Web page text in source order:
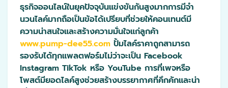
ธุรกิจออนไลน์ในยุคปัจจุบันแข่งขันกันสูงมากการมีจำ
นวนไลค์มากถือเป็นข้อได้เปรียบที่ช่วยให้คอนเทนต์มี
ความน่าสนใจและสร้างความมั่นใจแก่ลูกค้า
www.pump-dee55.com ปั้มไลค์ราคาถูกสามารถ
รองรับได้ทุกแพลตฟอร์มไม่ว่าจะเป็น Facebook
Instagram TikTok หรือ YouTube การที่เพจหรือ
โพสต์มียอดไลค์สูงช่วยสร้างบรรยากาศที่คึกคักและน่า